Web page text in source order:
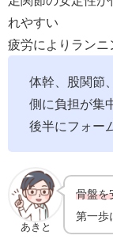
れやすい
疲労によりランニ
体幹、股関節
側に負担が集
後半にフォー
あきと
骨盤を
第一歩